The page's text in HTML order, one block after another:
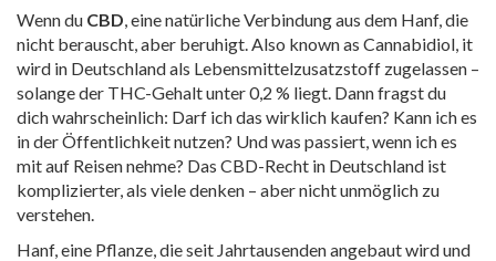
Wenn du CBD,eine natürliche Verbindung aus dem Hanf, die
nicht berauscht, aber beruhigt. Also known as Cannabidiol, it
wird in Deutschland als Lebensmittelzusatzstoff zugelassen –
solange der THC-Gehalt unter 0,2 % liegt. Dann fragst du
dich wahrscheinlich: Darf ich das wirklich kaufen? Kann ich es
in der Öffentlichkeit nutzen? Und was passiert, wenn ich es
mit auf Reisen nehme? Das CBD-Recht in Deutschland ist
komplizierter, als viele denken – aber nicht unmöglich zu
verstehen.
Hanf,eine Pflanze, die seit Jahrtausenden angebaut wird und